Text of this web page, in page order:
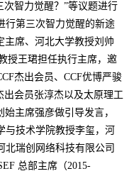
次智力觉醒？”等议题进行
行第三次智力觉醒的新途
主席、河北大学教授刘帅
授王珺担任执行主席，邀
CF杰出会员、 CCF优博严骏
出会员张淳杰以及太原理工
始主席强彦做引导发言，
与技术学院教授李玺，河
瑞创网络科技有限公司
总部主席（2015-